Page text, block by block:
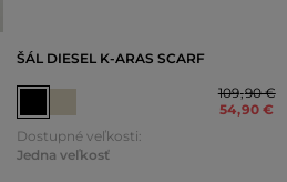
ŠÁL DIESEL K-ARAS SCARF
109,90 €
54,90 €
Dostupné veľkosti:
Jedna veľkosť